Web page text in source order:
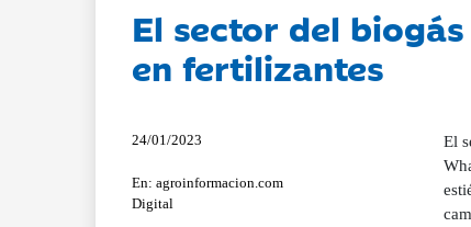
El sector del
en fertilizantes
24/01/2023
En: agroinformacion.com
Digital
El